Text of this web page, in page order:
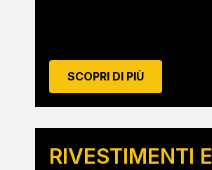
SCOPRI DI PIÙ
RIVESTIMENTI E